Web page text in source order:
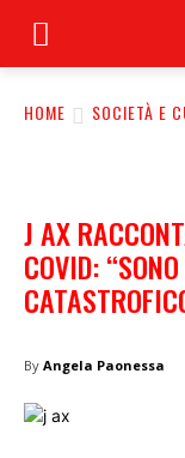
HOME SOCIETÀ E
J AX
COVID:
By Angela Paonessa